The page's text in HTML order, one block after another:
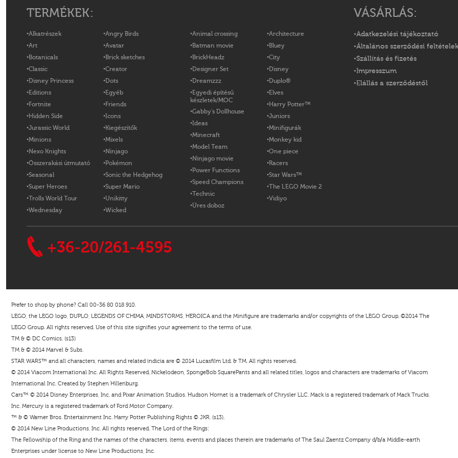
TERMÉKEK:
Alkatrészek
Art
Botanicals
Classic
Disney Princess
Editions
Fortnite
Hidden Side
Jurassic World
Minions
Nexo Knights
Összerakási útmutató
Seasonal
Super Heroes
Trolls World Tour
Wednesday
Angry Birds
Avatar
Brick sketches
Creator
Dots
Egyéb
Friends
Icons
Kiegészítők
Mixels
Ninjago
Pokémon
Sonic the Hedgehog
Super Mario
Unikitty
Wicked
Animal crossing
Batman movie
BrickHeadz
Designer Set
Dreamzzz
Egyedi építésű
készletek/MOC
Gabby's Dollhouse
Ideas
Minecraft
Model Team
Ninjago movie
Power Functions
Speed Champions
Technic
Üres doboz
Architecture
Bluey
City
Disney
Duplo®
Elves
Harry Potter™
Juniors
Minifigurák
Monkey kid
One piece
Racers
Star Wars™
The LEGO Movie 2
Vidiyo
VÁSÁRLÁS:
Adatkezelési tájékoztató
Általános szerződési feltételek
Szállítás és fizetés
Impresszum
Elállás a szerződéstől
+36-20/261-4595
Prefer to shop by phone? Call 00-36 80 018 910.
LEGO, the LEGO logo, DUPLO, LEGENDS OF CHIMA, MINDSTORMS, HEROICA and the Minifigure are trademarks and/or copyrights of the LEGO Group. ©2014 The
LEGO Group. All rights reserved. Use of this site signifies your agreement to the terms of use.
TM & © DC Comics. (s13)
TM & © 2014 Marvel & Subs.
STAR WARS™ and all characters, names and related indicia are © 2014 Lucasfilm Ltd. & TM. All rights reserved.
© 2014 Viacom International Inc. All Rights Reserved. Nickelodeon, SpongeBob SquarePants and all related titles, logos and characters are trademarks of Viacom
International Inc. Created by Stephen Hillenburg.
Cars™ © 2014 Disney Enterprises, Inc. and Pixar Animation Studios. Hudson Hornet is a trademark of Chrysler LLC. Mack is a registered trademark of Mack Trucks,
Inc. Mercury is a registered trademark of Ford Motor Company.
™ & © Warner Bros. Entertainment Inc. Harry Potter Publishing Rights © JKR. (s13).
© 2014 New Line Productions, Inc. All rights reserved. The Lord of the Rings:
The Fellowship of the Ring and the names of the characters, items, events and places therein are trademarks of The Saul Zaentz Company d/b/a Middle-earth
Enterprises under license to New Line Productions, Inc.